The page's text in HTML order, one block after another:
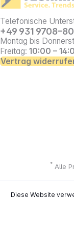
Telefonische
+49 931
Montag bis
Freitag: 10:00 –
Vertrag
* Alle
Diese Website